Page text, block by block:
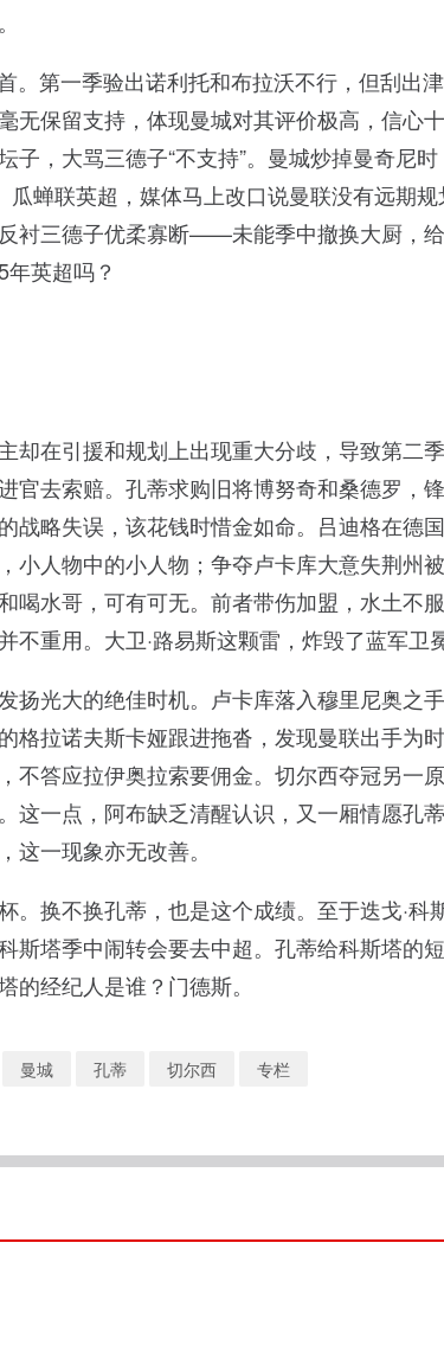
。第一季验出诺利托和布拉沃不行，但刮出
无保留支持，体现曼城对其评价极高，信心十
子，大骂三德子“不支持”。曼城炒掉曼奇尼
蝉联英超，媒体马上改口说曼联没有远期规
衬三德子优柔寡断——未能季中撤换大厨，
英超吗？
却在引援和规划上出现重大分歧，导致第二
官去索赔。孔蒂求购旧将博努奇和桑德罗，
战略失误，该花钱时惜金如命。吕迪格在德
小人物中的小人物；争夺卢卡库大意失荆州
水哥，可有可无。前者带伤加盟，水土不服
重用。大卫·路易斯这颗雷，炸毁了蓝军卫冕
光大的绝佳时机。卢卡库落入穆里尼奥之手
格拉诺夫斯卡娅跟进拖沓，发现曼联出手为
不答应拉伊奥拉索要佣金。切尔西夺冠另一
这一点，阿布缺乏清醒认识，又一厢情愿孔
一现象亦无改善。
换不换孔蒂，也是这个成绩。至于迭戈·科
斯塔季中闹转会要去中超。孔蒂给科斯塔的短
经纪人是谁？门德斯。
曼城 孔蒂 切尔西 专栏